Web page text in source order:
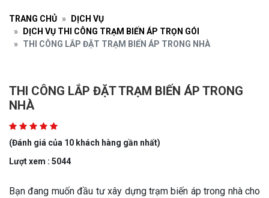
TRANG CHỦ
DỊCH VỤ
DỊCH VỤ THI CÔNG TRẠM BIẾN ÁP TRỌN GÓI
THI CÔNG LẮP ĐẶT TRẠM BIẾN ÁP TRONG NHÀ
THI CÔNG LẮP ĐẶT TRẠM BIẾN ÁP TRONG
NHÀ
(Đánh giá của 10 khách hàng gần nhất)
Lượt xem : 5044
Bạn đang muốn đầu tư xây dựng trạm biến áp trong nhà cho